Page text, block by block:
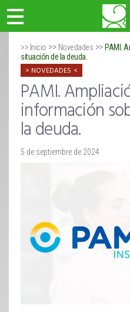
>> Inicio >> Novedades >> PAMI.
situación de la deuda.
NOVEDADES
PAMI.
información
la deuda.
5 de septiembre de 2024